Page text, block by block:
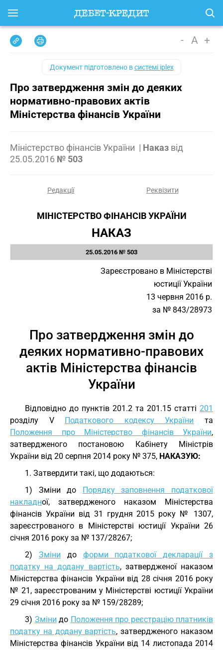
- A +
Документ підготовлено всистемі iplex
Про затвердження змін до деяких
нормативно-правових актів
Міністерства фінансів України
Міністерство фінансів України | Наказ від
25.05.2016 № 503
Редакції Реквізити
МІНІСТЕРСТВО ФІНАНСІВ УКРАЇНИ
НАКАЗ
25.05.2016 № 503
Зареєстровано в Міністерстві
юстиції України
13 червня 2016 р.
за № 843/28973
Про затвердження змін до
деяких нормативно-правових
актів Міністерства фінансів
України
Відповідно до пунктів 201.2 та 201.15 статті 201
розділу V Податкового кодексу України та
Положення про Міністерство фінансів України,
затвердженого постановою Кабінету Міністрів
України від 20 серпня 2014 року № 375, НАКАЗУЮ:
1. Затвердити такі, що додаються:
1) Зміни до Порядку заповнення податкової
накладної, затвердженого наказом Міністерства
фінансів України від 31 грудня 2015 року № 1307,
зареєстрованого в Міністерстві юстиції України 26
січня 2016 року за № 137/28267;
2) Зміни до форми податкової декларації з
податку на додану вартість, затвердженої наказом
Міністерства фінансів України від 28 січня 2016 року
№ 21, зареєстрованим у Міністерстві юстиції України
29 січня 2016 року за № 159/28289;
3) Зміни до Положення про реєстрацію платників
податку на додану вартість, затвердженого наказом
Міністерства фінансів України від 14 листопада 2014